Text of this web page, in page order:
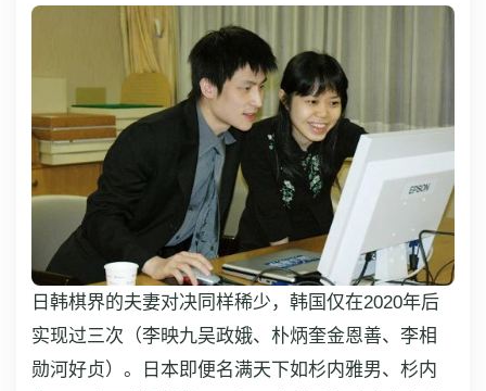
日韩棋界的夫妻对决同样稀少，韩国仅在2020年后
实现过三次（李映九吴政娥、朴炳奎金恩善、李相
勋河好贞）。日本即便名满天下如杉内雅男、杉内